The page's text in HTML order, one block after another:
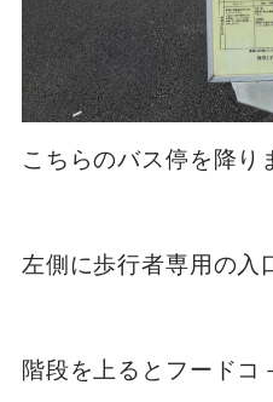
こちらのバス停を降り
左側に歩行者専用の入